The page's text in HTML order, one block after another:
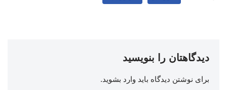
دیدگاهتان را بنویسید
برای نوشتن دیدگاه باید وارد بشوید.